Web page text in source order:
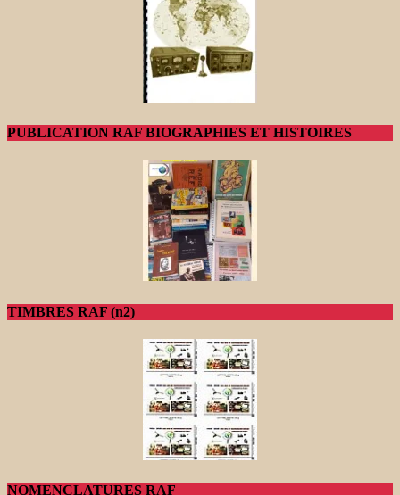
PUBLICATION RAF BIOGRAPHIES ET HISTOIRES
TIMBRES RAF (n2)
NOMENCLATURES RAF